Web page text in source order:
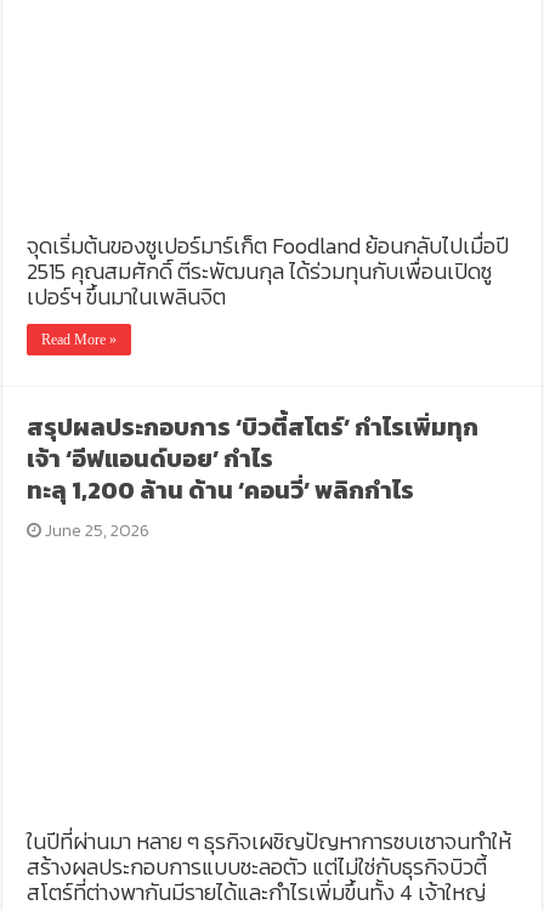
จุดเริ่มต้นของซูเปอร์มาร์เก็ต Foodland ย้อนกลับไปเมื่อปี
2515 คุณสมศักดิ์ ตีระพัฒนกุล ได้ร่วมทุนกับเพื่อนเปิดซู
เปอร์ฯ ขึ้นมาในเพลินจิต
Read More »
สรุปผลประกอบการ ‘บิวตี้สโตร์’ กำไรเพิ่มทุก
เจ้า ‘อีฟแอนด์บอย’ กำไร
ทะลุ 1,200 ล้าน ด้าน ‘คอนวี่’ พลิกกำไร
June 25, 2026
ในปีที่ผ่านมา หลาย ๆ ธุรกิจเผชิญปัญหาการซบเซาจนทำให้
สร้างผลประกอบการแบบชะลอตัว แต่ไม่ใช่กับธุรกิจบิวตี้
สโตร์ที่ต่างพากันมีรายได้และกำไรเพิ่มขึ้นทั้ง 4 เจ้าใหญ่